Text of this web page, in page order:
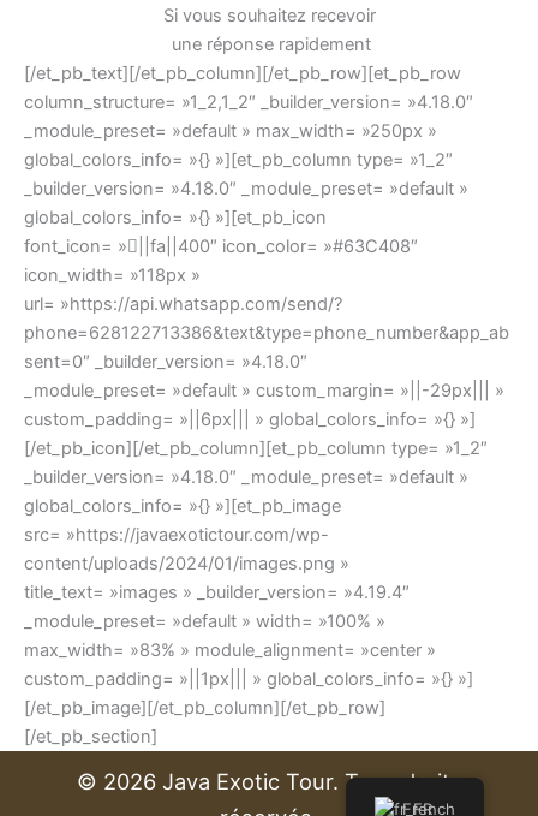
Si vous souhaitez recevoir
une réponse rapidement
[/et_pb_text][/et_pb_column][/et_pb_row][et_pb_row
column_structure= »1_2,1_2″ _builder_version= »4.18.0″
_module_preset= »default » max_width= »250px »
global_colors_info= »{} »][et_pb_column type= »1_2″
_builder_version= »4.18.0″ _module_preset= »default »
global_colors_info= »{} »][et_pb_icon
font_icon= »||fa||400″ icon_color= »#63C408″
icon_width= »118px »
url= »https://api.whatsapp.com/send/?
phone=628122713386&text&type=phone_number&app_ab
sent=0″ _builder_version= »4.18.0″
_module_preset= »default » custom_margin= »||-29px||| »
custom_padding= »||6px||| » global_colors_info= »{} »]
[/et_pb_icon][/et_pb_column][et_pb_column type= »1_2″
_builder_version= »4.18.0″ _module_preset= »default »
global_colors_info= »{} »][et_pb_image
src= »https://javaexotictour.com/wp-
content/uploads/2024/01/images.png »
title_text= »images » _builder_version= »4.19.4″
_module_preset= »default » width= »100% »
max_width= »83% » module_alignment= »center »
custom_padding= »||1px||| » global_colors_info= »{} »]
[/et_pb_image][/et_pb_column][/et_pb_row]
[/et_pb_section]
© 2026 Java Exotic Tour. Tous droits
French